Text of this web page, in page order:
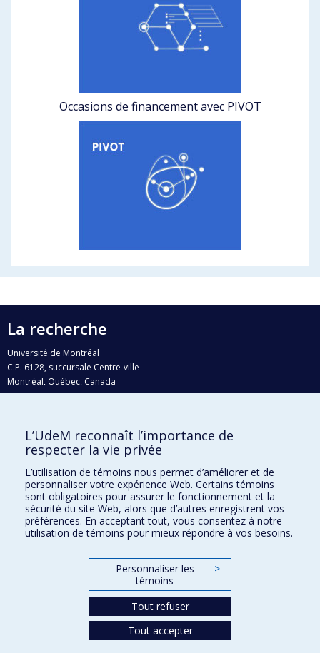
Occasions de financement avec PIVOT
La recherche
Université de Montréal
C.P. 6128, succursale Centre-ville
Montréal, Québec, Canada
H3C 3J7
Qui fait quoi?
Nous trouver
Plan du site
Accessibilité
L’UdeM reconnaît l’importance de
respecter la vie privée
L’utilisation de témoins nous permet d’améliorer et de
personnaliser votre expérience Web. Certains témoins
sont obligatoires pour assurer le fonctionnement et la
sécurité du site Web, alors que d’autres enregistrent vos
préférences. En acceptant tout, vous consentez à notre
utilisation de témoins pour mieux répondre à vos besoins.
Personnaliser les
témoins
>
Tout refuser
Tout accepter